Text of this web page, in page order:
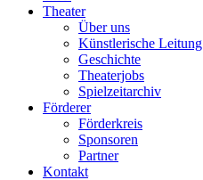
Theater
Über uns
Künstlerische Leitung
Geschichte
Theaterjobs
Spielzeitarchiv
Förderer
Förderkreis
Sponsoren
Partner
Kontakt